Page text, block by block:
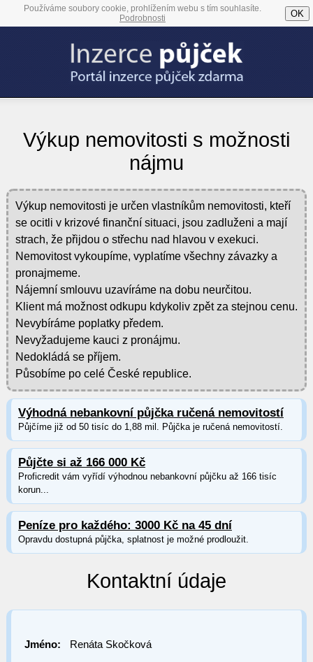
Používáme soubory cookie, prohlížením webu s tím souhlasíte.
Podrobnosti
OK
Výkup nemovitosti s možnosti
nájmu
Výkup nemovitosti je určen vlastníkům nemovitosti, kteří
se ocitli v krizové finanční situaci, jsou zadluženi a mají
strach, že přijdou o střechu nad hlavou v exekuci.
Nemovitost vykoupíme, vyplatíme všechny závazky a
pronajmeme.
Nájemní smlouvu uzavíráme na dobu neurčitou.
Klient má možnost odkupu kdykoliv zpět za stejnou cenu.
Nevybíráme poplatky předem.
Nevyžadujeme kauci z pronájmu.
Nedokládá se příjem.
Působíme po celé České republice.
Výhodná nebankovní půjčka ručená nemovitostí
Půjčíme již od 50 tisíc do 1,88 mil. Půjčka je ručená nemovitostí.
Půjčte si až 166 000 Kč
Proficredit vám vyřídí výhodnou nebankovní půjčku až 166 tisíc
korun...
Peníze pro každého: 3000 Kč na 45 dní
Opravdu dostupná půjčka, splatnost je možné prodloužit.
Kontaktní údaje
Jméno: Renáta Skočková